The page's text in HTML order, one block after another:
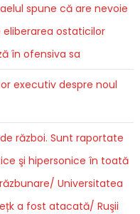
spune că are nevoie
ostaticilor
în ofensiva sa
executiv despre noul
de război. Sunt raportate
şi hipersonice în toată
Universitatea
a fost atacată/ Ruşii